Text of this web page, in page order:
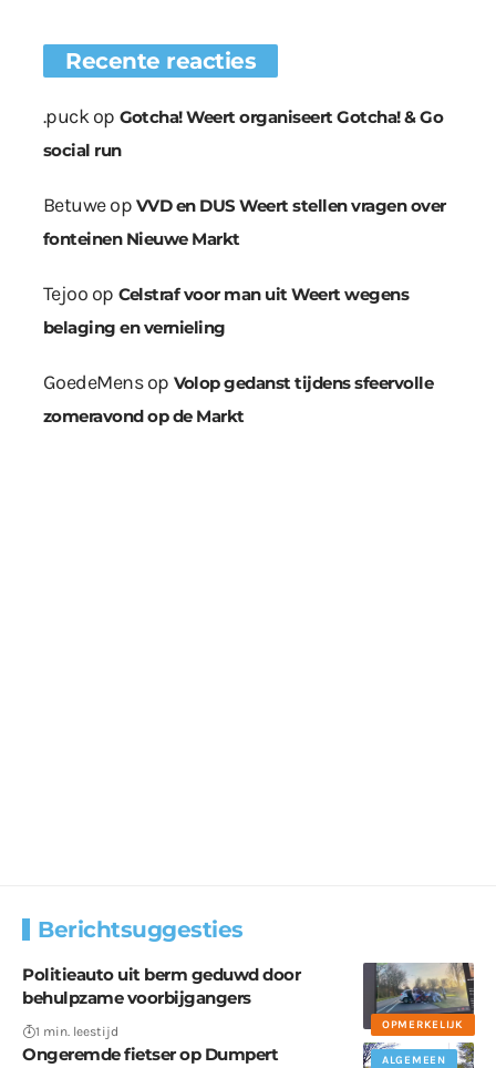
Recente reacties
.puckop Gotcha! Weert organiseert Gotcha! & Go
social run
Betuweop VVD en DUS Weert stellen vragen over
fonteinen Nieuwe Markt
Tejoo op Celstraf voor man uit Weert wegens
belaging en vernieling
GoedeMensop Volop gedanst tijdens sfeervolle
zomeravond op de Markt
Berichtsuggesties
OPMERKELIJK
Politieauto uit berm geduwd door
behulpzame voorbijgangers
1 min. leestijd
ALGEMEEN
Ongeremde fietser op Dumpert